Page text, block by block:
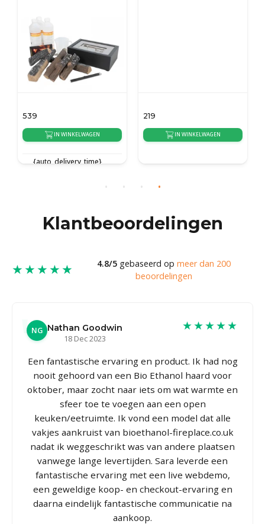
539
IN WINKELWAGEN
{auto_delivery_time}
219
IN WINKELWAGEN
Klantbeoordelingen
★★★★★ 4.8/5gebaseerd op meer dan 200
beoordelingen
NG Nathan Goodwin
18 Dec 2023
★★★★★
Een fantastische ervaring en product. Ik had nog
nooit gehoord van een Bio Ethanol haard voor
oktober, maar zocht naar iets om wat warmte en
sfeer toe te voegen aan een open
keuken/eetruimte. Ik vond een model dat alle
vakjes aankruist van bioethanol-fireplace.co.uk
nadat ik weggeschrikt was van andere plaatsen
vanwege lange levertijden. Sara leverde een
fantastische ervaring met een live webdemo,
een geweldige koop- en checkout-ervaring en
daarna eindelijk fantastische communicatie na
aankoop.